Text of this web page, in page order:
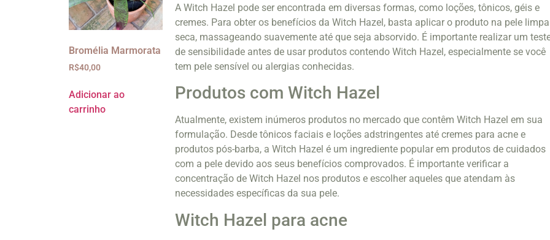
Bromélia Marmorata
R$40,00
Adicionar ao
carrinho
A Witch Hazel pode ser encontrada em diversas formas, como loções, tônicos, géis e
cremes. Para obter os benefícios da Witch Hazel, basta aplicar o produto na pele
seca, massageando suavemente até que seja absorvido. É importante realizar um
de sensibilidade antes de usar produtos contendo Witch Hazel, especialmente se você
tem pele sensível ou alergias conhecidas.
Produtos com Witch Hazel
Atualmente, existem inúmeros produtos no mercado que contêm Witch Hazel em sua
formulação. Desde tônicos faciais e loções adstringentes até cremes para acne e
produtos pós-barba, a Witch Hazel é um ingrediente popular em produtos de cuidados
com a pele devido aos seus benefícios comprovados. É importante verificar a
concentração de Witch Hazel nos produtos e escolher aqueles que atendam às
necessidades específicas da sua pele.
Witch Hazel para acne